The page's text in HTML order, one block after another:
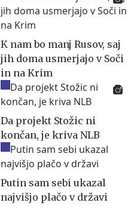
K nam bo manj Rusov, saj
jih doma usmerjajo v Soči
in na Krim
Da projekt Stožic ni
končan, je kriva NLB
Putin sam sebi ukazal
najvišjo plačo v državi